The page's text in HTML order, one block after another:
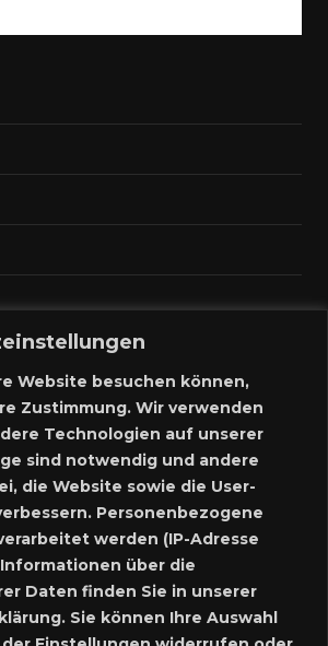
Website besuchen können,
Zustimmung. Wir verwenden
Technologien auf unserer
sind notwendig und andere
die Website sowie die User-
Personenbezogene
werden (IP-Adresse
über die
Daten finden Sie in unserer
Sie können Ihre Auswahl